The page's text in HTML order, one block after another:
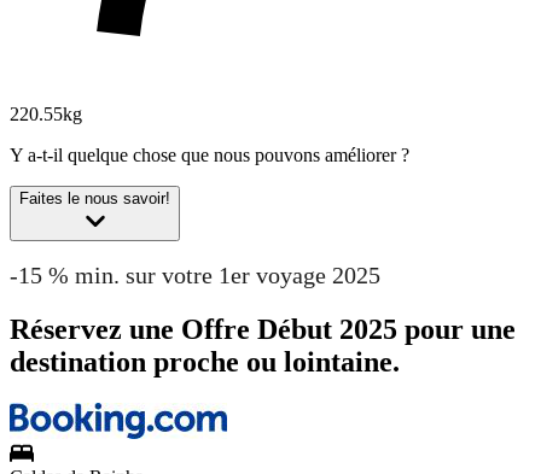
220.55kg
Y a-t-il quelque chose que nous pouvons améliorer ?
Faites le nous savoir!
-15 % min. sur votre 1er voyage 2025
Réservez une Offre Début 2025 pour une
destination proche ou lointaine.